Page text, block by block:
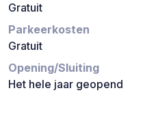
Gratuit
Parkeerkosten
Gratuit
Opening/Sluiting
Het hele jaar geopend